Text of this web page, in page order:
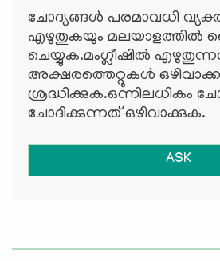
ചോദ്യങ്ങള്‍ പരമാവധി
എഴുതുകയും മലയാളത്തില്‍
ചെയ്യുക.മംഗ്ലീഷില്‍
അക്ഷരത്തെറ്റുകള്‍
ശ്രദ്ധിക്കുക.ഒന്നിലധികം
ചോദിക്കുന്നത് ഒഴിവാക്കുക.
ASK